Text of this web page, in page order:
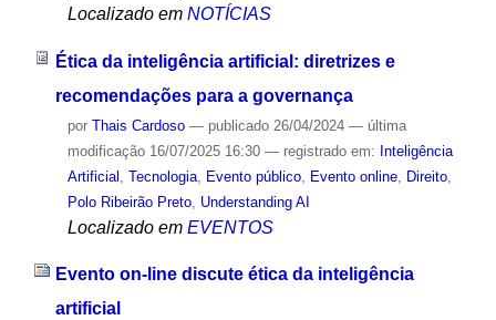
Localizado em NOTÍCIAS
Ética da inteligência artificial: diretrizes e
recomendações para a governança
por Thais Cardoso — publicado26/04/2024 — última
modificação16/07/2025 16:30 — registrado em: Inteligência
Artificial Tecnologia, Evento público, Evento online, Direito,
Polo Ribeirão Preto, Understanding AI
Localizado em EVENTOS
Evento on-line discute ética da inteligência
artificial